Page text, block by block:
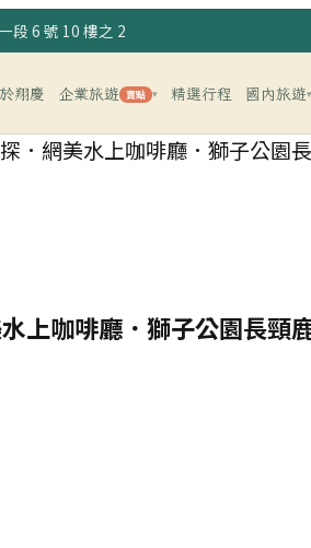
段 6 號 10 樓之 2
翔慶 企業旅遊 賣點 ▾ 精選行程 國內旅遊▾
．網美水上咖啡廳．獅子公園
上咖啡廳．獅子公園長頸